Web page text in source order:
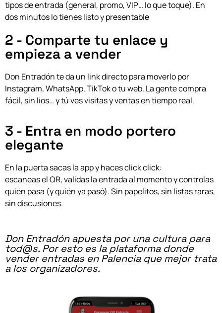
tipos de entrada (general, promo, VIP… lo que toque). En
dos minutos lo tienes listo y presentable
2 - Comparte tu enlace y
empieza a vender
Don Entradón te da un link directo para moverlo por
Instagram, WhatsApp, TikTok o tu web. La gente compra
fácil, sin líos… y tú ves visitas y ventas en tiempo real.
3 - Entra en modo portero
elegante
En la puerta sacas la app y haces click click:
escaneas el QR, validas la entrada al momento y controlas
quién pasa (y quién ya pasó). Sin papelitos, sin listas raras,
sin discusiones.
Don Entradón apuesta por una cultura para
tod@s. Por esto es la plataforma donde
vender entradas en Palencia que mejor trata
a los organizadores.